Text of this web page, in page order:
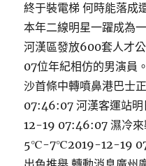
終于裝電梯 何時能落
本年二線明星一躍成為
河漢區發放600套人才
07位年紀相仿的男演員
沙首條中轉噴鼻港巴士
07:46:07 河漢客運站
12-19 07:46:07 濕冷來
5℃-7℃2019-12-19